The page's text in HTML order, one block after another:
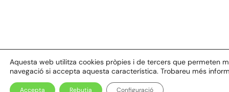
Aquesta web utilitza cookies pròpies i de tercers que permeten
navegació si accepta aquesta característica. Trobareu més
Accepta Rebutja Configuració